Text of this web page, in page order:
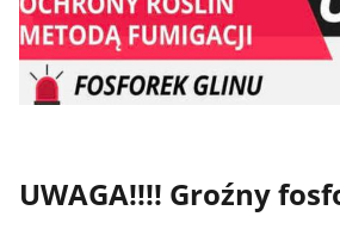
UWAGA!!!! Groźny